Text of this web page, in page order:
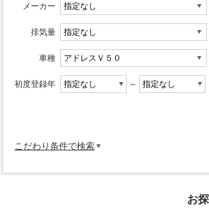
メーカー
排気量
車種
初度登録年 ～
こだわり条件で検索
お